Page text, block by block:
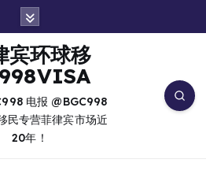
电报 @BGC998
民专营菲律宾市场近
20年！